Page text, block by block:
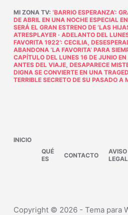
MI ZONA TV: ‘BARRIO ESPERANZA’:
DE ABRIL EN UNA NOCHE ESPECIAL
SERÁ EL GRAN ESTRENO DE ‘LAS
ATRESPLAYER· ADELANTO DEL
FAVORITA 1922’: CECILIA,
ABANDONA ‘LA FAVORITA’ PARA
CAPÍTULO DEL LUNES 16 DE JUNIO EN
ANTES DEL VIAJE, DESAPARECE
DIGNA SE CONVIERTE EN UNA
TERRIBLE SECRETO DE SU PASADO A
INICIO
QUÉ
ES
CONTACTO
AVISO
LEGAL
Copyright © 2026 - Tema para